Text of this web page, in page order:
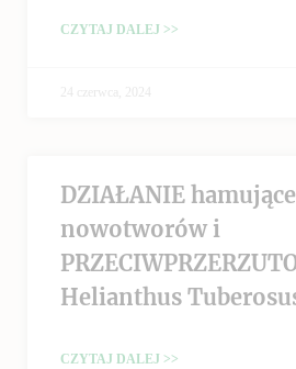
CZYTAJ DALEJ >>
24 czerwca, 2024
DZIAŁANIE
nowotworów i
Helianthus
CZYTAJ DALEJ >>